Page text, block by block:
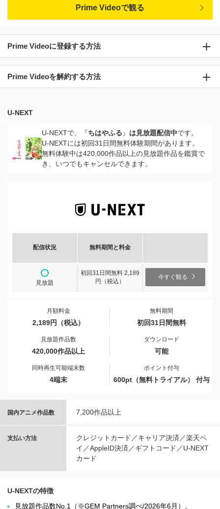
Prime Videoで観る
Prime Videoに登録する方法
Prime Videoを解約する方法
U-NEXT
U-NEXTで、『ちはやふる 』 は見放題配信中です。
U-NEXTには初回31日間無料体験期間があります。
無料体験中は420,000作品以上の見放題作品を鑑賞で
き、いつでもキャンセルできます。
配信状況 無料期間と料金
見放題
初回31日間無料 2,189
円（税込）
今すぐ観る
月額料金
2,189円（税込）
無料期間
初回31日間無料
見放題作品数
420,000作品以上
ダウンロード
可能
同時再生可能端末数
4端末
ポイント付与
600pt（無料トライアル） 付与
国内アニメ作品数 7,200作品以上
支払い方法
クレジットカード／キャリア決済／楽天ペ
イ／AppleID決済／ギフトコード／U-NEXT
カード
U-NEXTの特徴
見放題作品数No.1（※GEM Partners調べ/2026年6⽉）。